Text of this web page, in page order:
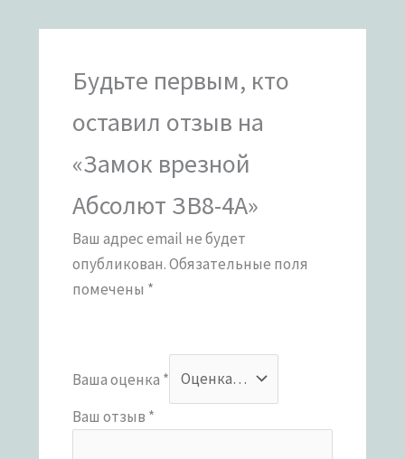
Будьте первым, кто
оставил отзыв на
«Замок врезной
Абсолют ЗВ8-4А»
Ваш адрес email не будет
опубликован.Обязательные поля
помечены *
Ваша оценка *
Ваш отзыв *